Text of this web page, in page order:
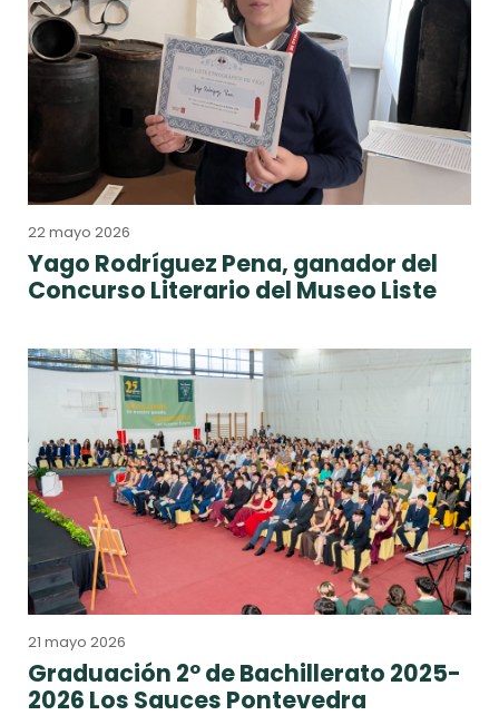
22 mayo 2026
Yago Rodríguez Pena, ganador del
Concurso Literario del Museo Liste
21 mayo 2026
Graduación 2º de Bachillerato 2025-
2026 Los Sauces Pontevedra